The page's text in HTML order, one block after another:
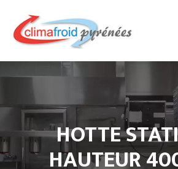
HOTTE
HAUTEUR